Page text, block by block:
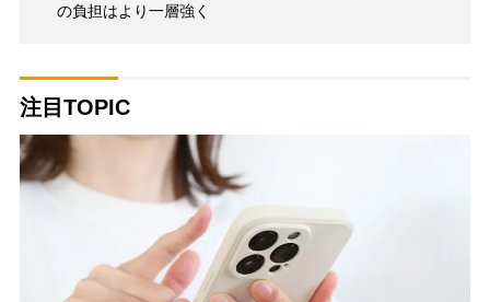
の負担はより一層強く
注目TOPIC